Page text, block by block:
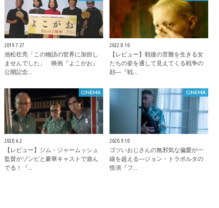
2019.7.27
池松壮亮「この物語の世界に加担し
ませんでした」 映画『よこがお』
公開記念…
2022.8.10
【レビュー】戦後の苦難を生きる女
たちの姿を通して見えてくる戦争の
顔―『戦…
CINEMA
2020.6.2
【レビュー】ジム・ジャームッシュ
監督がゾンビと豪華キャストで遊ん
でる！『…
CINEMA
2020.9.10
ゴツいおじさんの無邪気な偏愛が一
線を超える―ジョン・トラボルタの
怪演『フ…